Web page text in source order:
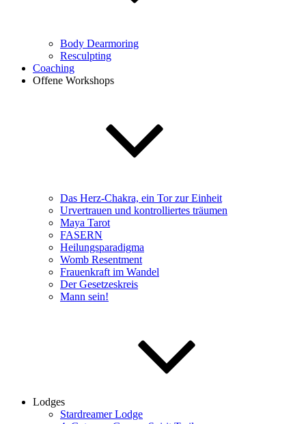
Body Dearmoring
Resculpting
Coaching
Offene Workshops
Das Herz-Chakra, ein Tor zur Einheit
Urvertrauen und kontrolliertes träumen
Maya Tarot
FASERN
Heilungsparadigma
Womb Resentment
Frauenkraft im Wandel
Der Gesetzeskreis
Mann sein!
Lodges
Stardreamer Lodge